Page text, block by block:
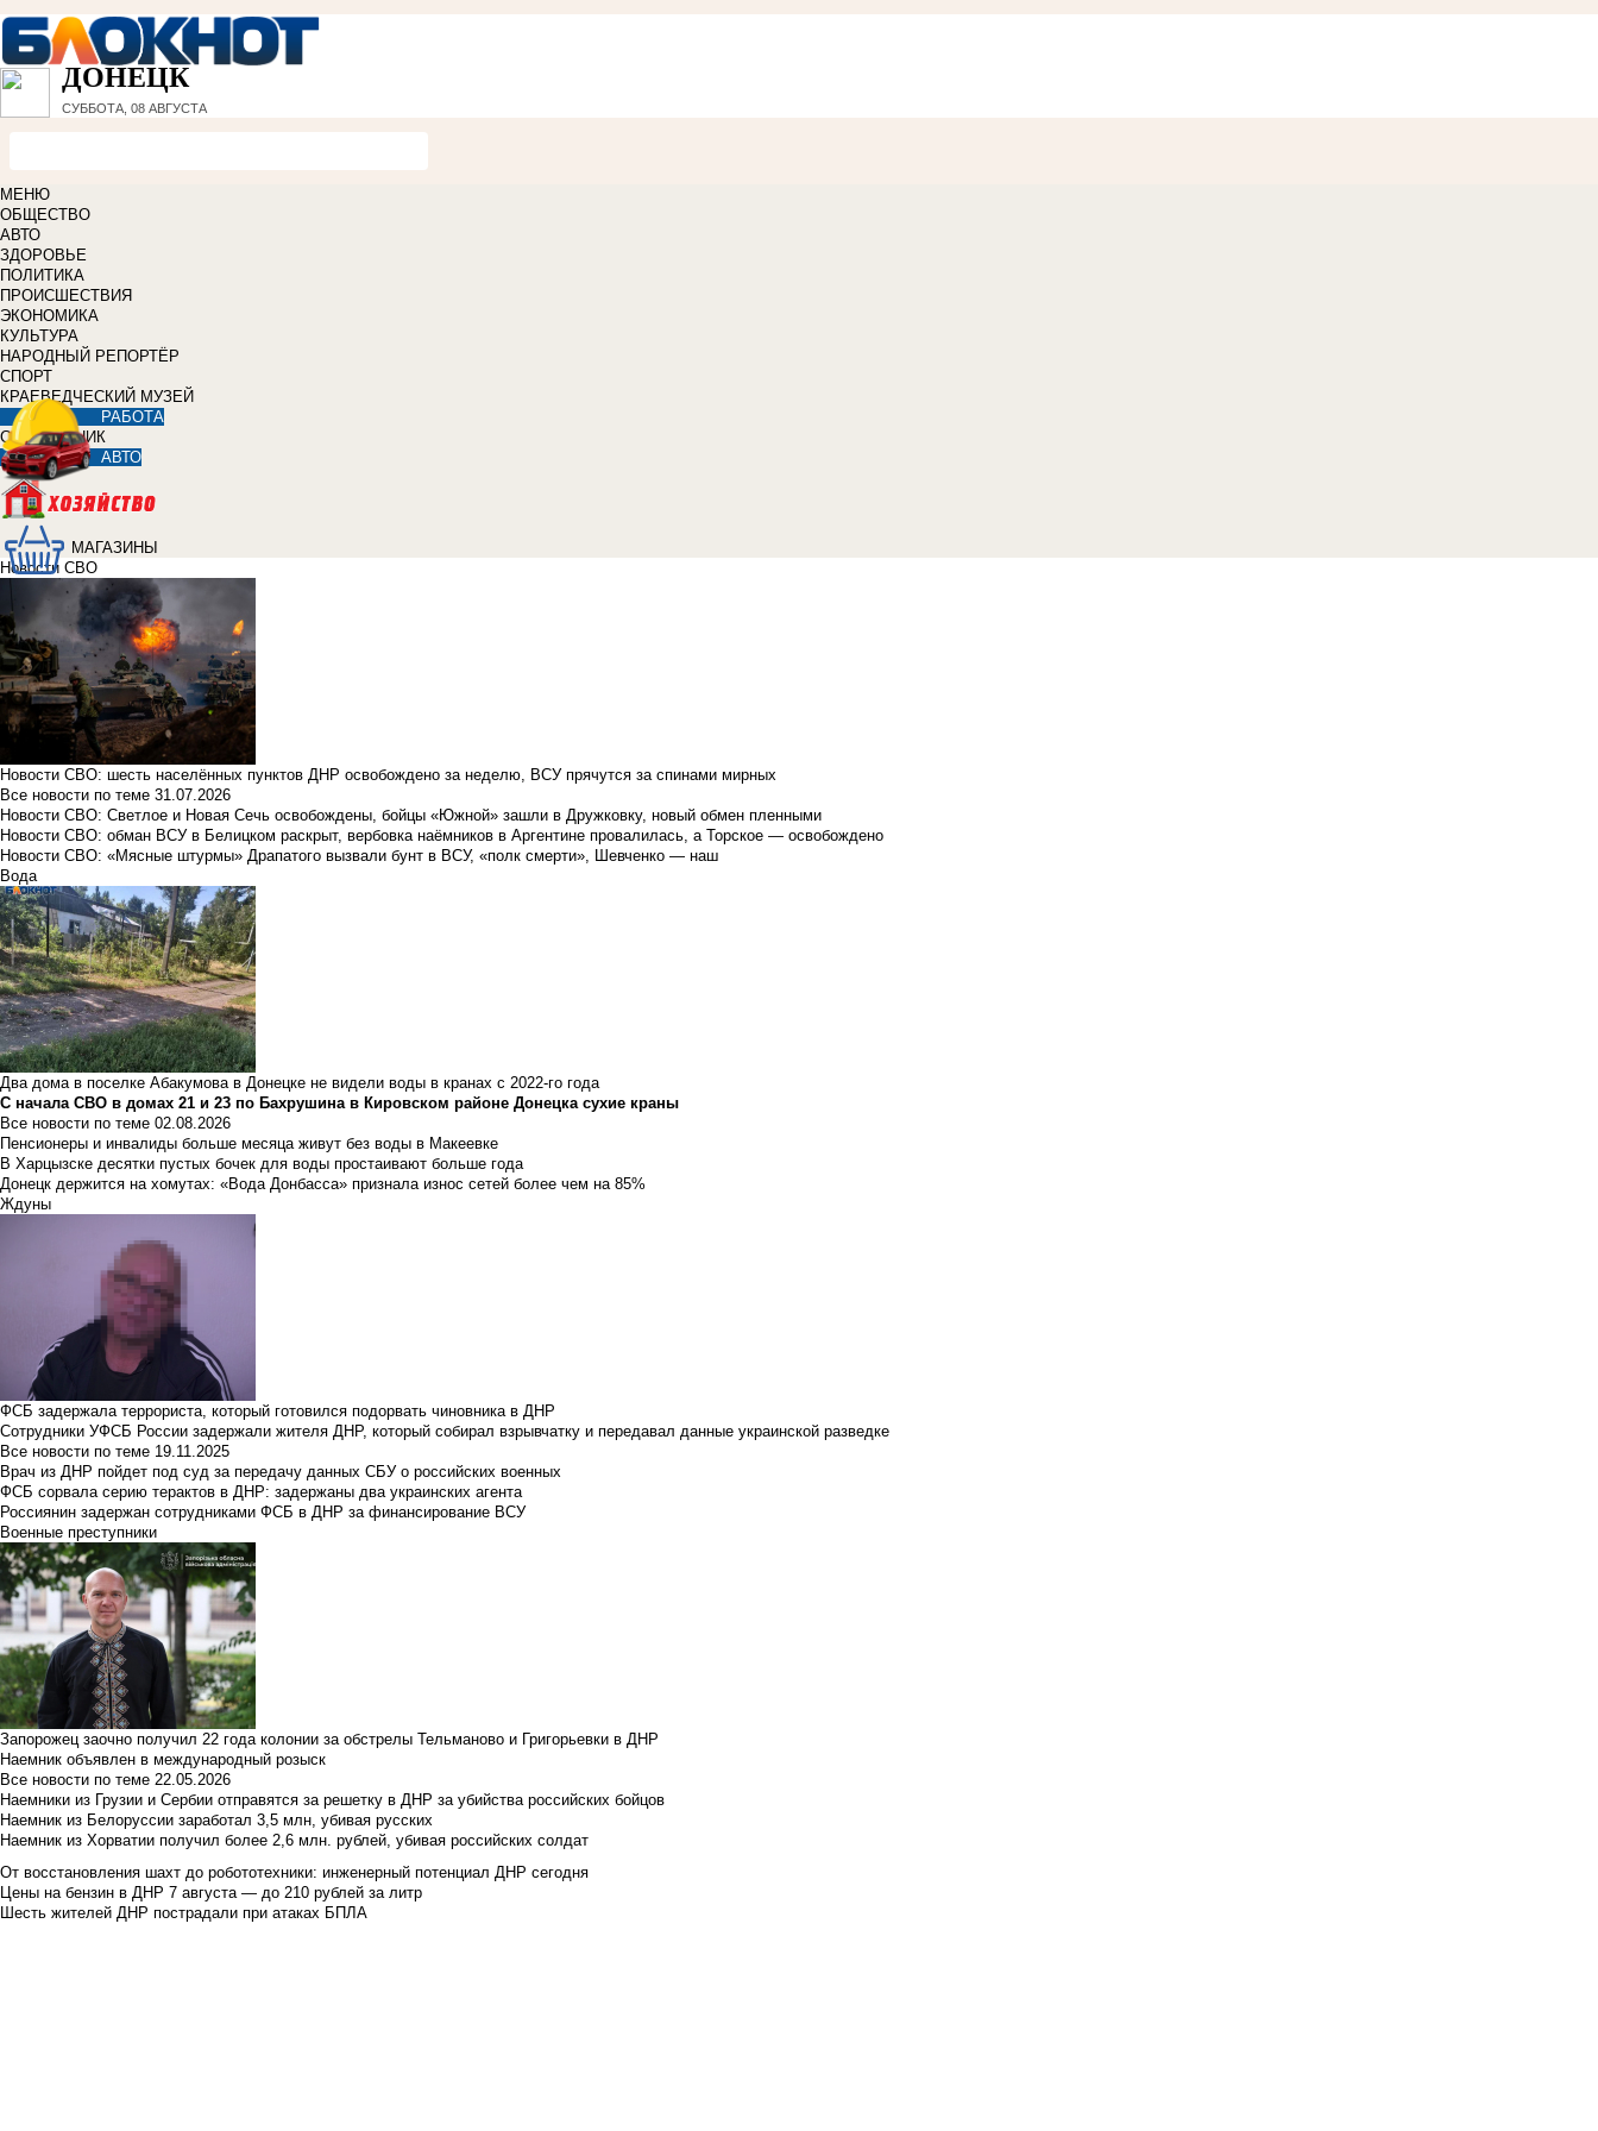
ДОНЕЦК
СУББОТА, 08 АВГУСТА
МЕНЮ
ОБЩЕСТВО
АВТО
ЗДОРОВЬЕ
ПОЛИТИКА
ПРОИСШЕСТВИЯ
ЭКОНОМИКА
КУЛЬТУРА
НАРОДНЫЙ РЕПОРТЁР
СПОРТ
КРАЕВЕДЧЕСКИЙ МУЗЕЙ
РАБОТА
СПРАВОЧНИК
АВТО
МАГАЗИНЫ
Новости СВО
Новости СВО: шесть населённых пунктов ДНР освобождено за неделю, ВСУ прячутся за спинами мирных
Все новости по теме 31.07.2026
Новости СВО: Светлое и Новая Сечь освобождены, бойцы «Южной» зашли в Дружковку, новый обмен пленными
Новости СВО: обман ВСУ в Белицком раскрыт, вербовка наёмников в Аргентине провалилась, а Торское — освобождено
Новости СВО: «Мясные штурмы» Драпатого вызвали бунт в ВСУ, «полк смерти», Шевченко — наш
Вода
Два дома в поселке Абакумова в Донецке не видели воды в кранах с 2022-го года
С начала СВО в домах 21 и 23 по Бахрушина в Кировском районе Донецка сухие краны
Все новости по теме 02.08.2026
Пенсионеры и инвалиды больше месяца живут без воды в Макеевке
В Харцызске десятки пустых бочек для воды простаивают больше года
Донецк держится на хомутах: «Вода Донбасса» признала износ сетей более чем на 85%
Ждуны
ФСБ задержала террориста, который готовился подорвать чиновника в ДНР
Сотрудники УФСБ России задержали жителя ДНР, который собирал взрывчатку и передавал данные украинской разведке
Все новости по теме 19.11.2025
Врач из ДНР пойдет под суд за передачу данных СБУ о российских военных
ФСБ сорвала серию терактов в ДНР: задержаны два украинских агента
Россиянин задержан сотрудниками ФСБ в ДНР за финансирование ВСУ
Военные преступники
Запорожец заочно получил 22 года колонии за обстрелы Тельманово и Григорьевки в ДНР
Наемник объявлен в международный розыск
Все новости по теме 22.05.2026
Наемники из Грузии и Сербии отправятся за решетку в ДНР за убийства российских бойцов
Наемник из Белоруссии заработал 3,5 млн, убивая русских
Наемник из Хорватии получил более 2,6 млн. рублей, убивая российских солдат
От восстановления шахт до робототехники: инженерный потенциал ДНР сегодня
Цены на бензин в ДНР 7 августа — до 210 рублей за литр
Шесть жителей ДНР пострадали при атаках БПЛА